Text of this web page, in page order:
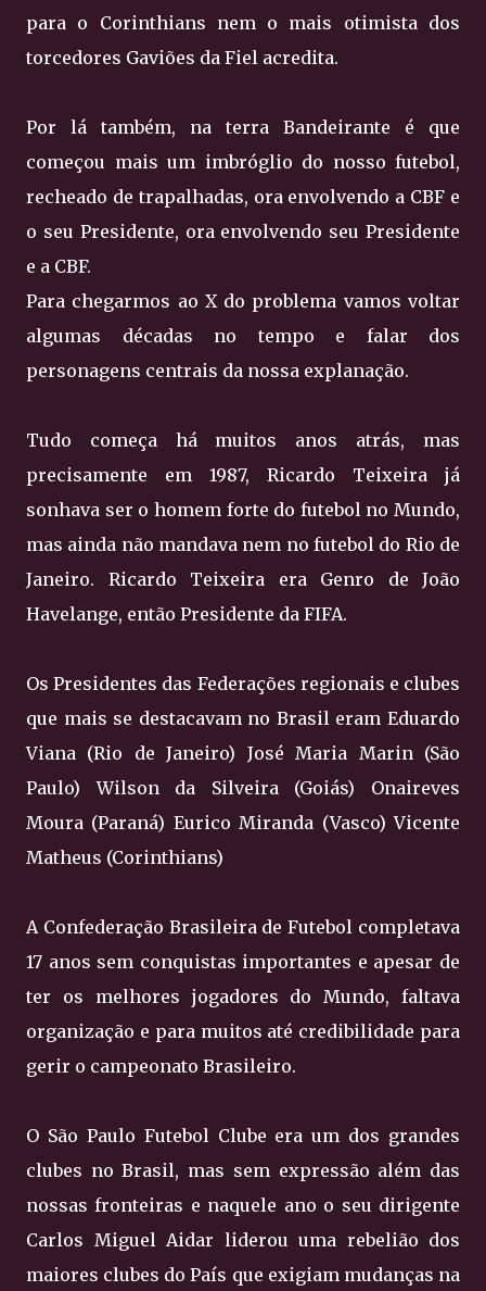
para o Corinthians nem o mais otimista dos
torcedores Gaviões da Fiel acredita.
Por lá também, na terra Bandeirante é que
começou mais um imbróglio do nosso futebol,
recheado de trapalhadas, ora envolvendo a CBF e
o seu Presidente, ora envolvendo seu Presidente
e a CBF.
Para chegarmos ao X do problema vamos voltar
algumas décadas no tempo e falar dos
personagens centrais da nossa explanação.
Tudo começa há muitos anos atrás, mas
precisamente em 1987, Ricardo Teixeira já
sonhava ser o homem forte do futebol no Mundo,
mas ainda não mandava nem no futebol do Rio de
Janeiro. Ricardo Teixeira era Genro de João
Havelange, então Presidente da FIFA.
Os Presidentes das Federações regionais e clubes
que mais se destacavam no Brasil eram Eduardo
Viana (Rio de Janeiro) José Maria Marin (São
Paulo) Wilson da Silveira (Goiás) Onaireves
Moura (Paraná) Eurico Miranda (Vasco) Vicente
Matheus (Corinthians)
A Confederação Brasileira de Futebol completava
17 anos sem conquistas importantes e apesar de
ter os melhores jogadores do Mundo, faltava
organização e para muitos até credibilidade para
gerir o campeonato Brasileiro.
O São Paulo Futebol Clube era um dos grandes
clubes no Brasil, mas sem expressão além das
nossas fronteiras e naquele ano o seu dirigente
Carlos Miguel Aidar liderou uma rebelião dos
maiores clubes do País que exigiam mudanças na